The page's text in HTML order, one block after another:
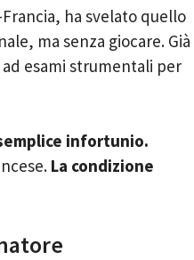
ha svelato quello
ma senza giocare. Già
esami strumentali per
infortunio.
La condizione